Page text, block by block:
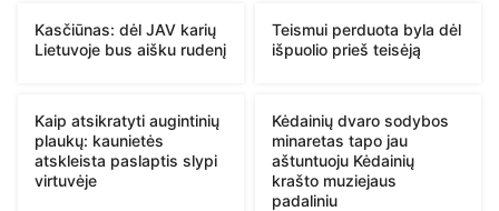
Kasčiūnas: dėl JAV karių
Lietuvoje bus aišku rudenį
Teismui perduota byla dėl
išpuolio prieš teisėją
Kaip atsikratyti augintinių
plaukų: kaunietės
atskleista paslaptis slypi
virtuvėje
Kėdainių dvaro sodybos
minaretas tapo jau
aštuntuoju Kėdainių
krašto muziejaus
padaliniu